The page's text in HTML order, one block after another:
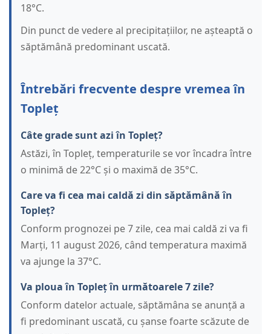
18°C.
Din punct de vedere al precipitațiilor, ne așteaptă o
săptămână predominant uscată.
Întrebări frecvente despre vremea în
Topleț
Câte grade sunt azi în Topleț?
Astăzi, în Topleț, temperaturile se vor încadra între
o minimă de 22°C și o maximă de 35°C.
Care va fi cea mai caldă zi din săptămână în
Topleț?
Conform prognozei pe 7 zile, cea mai caldă zi va fi
Marți, 11 august 2026, când temperatura maximă
va ajunge la 37°C.
Va ploua în Topleț în următoarele 7 zile?
Conform datelor actuale, săptămâna se anunță a
fi predominant uscată, cu șanse foarte scăzute de